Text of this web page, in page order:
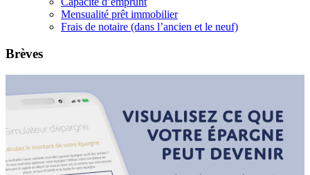
Mensualité prêt immobilier
Frais de notaire (dans l’ancien et le neuf)
Brèves